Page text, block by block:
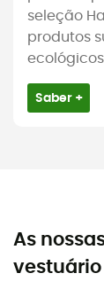
seleção
produtos
Saber +
As